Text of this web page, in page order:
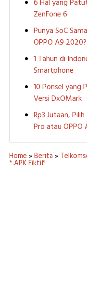
6 Hal yang
ZenFone 6
Punya SoC
OPPO A9 2020?
1 Tahun di
Smartphone
10 Ponsel yang
Versi DxOMark
Rp3 Jutaan,
Pro atau OPPO
Home »Berita »
*.APK Fiktif!